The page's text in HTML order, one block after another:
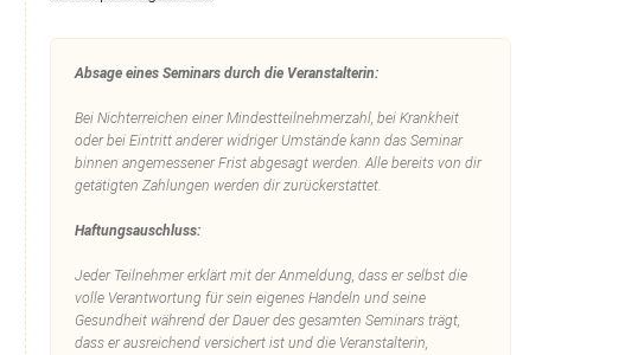
Absage eines Seminars durch die Veranstalterin:
Bei Nichterreichen einer Mindestteilnehmerzahl, bei Krankheit
oder bei Eintritt anderer widriger Umstände kann das Seminar
binnen angemessener Frist abgesagt werden. Alle bereits von dir
getätigten Zahlungen werden dir zurückerstattet.
Haftungsauschluss:
Jeder Teilnehmer erklärt mit der Anmeldung, dass er selbst die
volle Verantwortung für sein eigenes Handeln und seine
Gesundheit während der Dauer des gesamten Seminars trägt,
dass er ausreichend versichert ist und die Veranstalterin,